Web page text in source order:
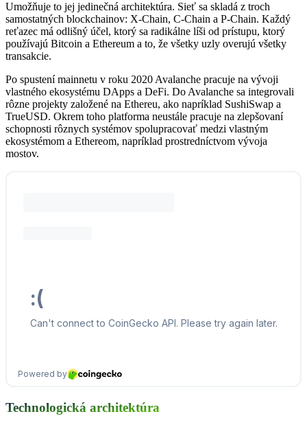
Umožňuje to jej jedinečná architektúra. Sieť sa skladá z troch
samostatných blockchainov: X-Chain, C-Chain a P-Chain. Každý
reťazec má odlišný účel, ktorý sa radikálne líši od prístupu, ktorý
používajú Bitcoin a Ethereum a to, že všetky uzly overujú všetky
transakcie.
Po spustení mainnetu v roku 2020 Avalanche pracuje na vývoji
vlastného ekosystému DApps a DeFi. Do Avalanche sa integrovali
rôzne projekty založené na Ethereu, ako napríklad SushiSwap a
TrueUSD. Okrem toho platforma neustále pracuje na zlepšovaní
schopnosti rôznych systémov spolupracovať medzi vlastným
ekosystémom a Ethereom, napríklad prostredníctvom vývoja
mostov.
Technologická architektúra